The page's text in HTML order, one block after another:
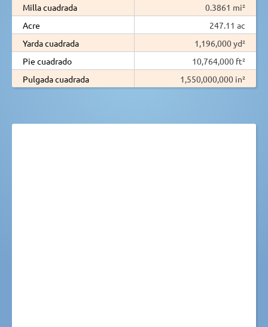
Milla cuadrada
0.3861 mi²
Acre
247.11 ac
Yarda cuadrada
1,196,000 yd²
Pie cuadrado
10,764,000 ft²
Pulgada cuadrada
1,550,000,000 in²